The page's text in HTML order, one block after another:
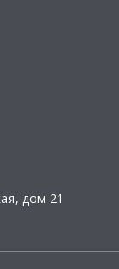
дом 21